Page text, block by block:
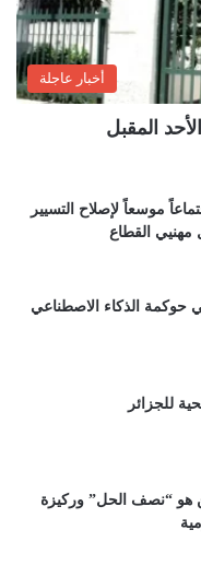
أخبار عاجلة
موسعاً لإصلاح التسيير
مهنيي القطاع
حوكمة الذكاء الاصطناعي
للجزائر
هو “نصف الحل” وركيزة